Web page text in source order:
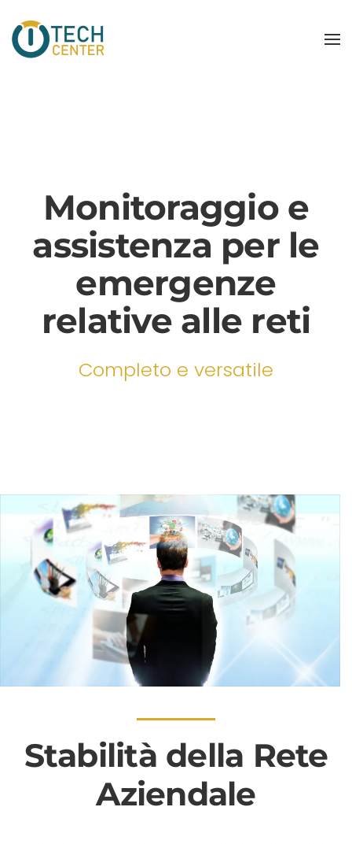
Monitoraggio e
assistenza per le
emergenze
relative alle reti
Completo e versatile
Stabilità della Rete
Aziendale